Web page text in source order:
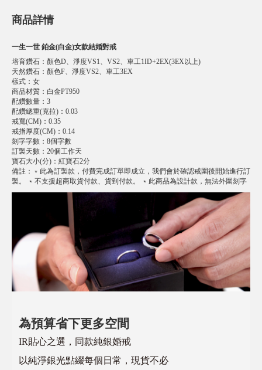
商品詳情
一生一世 鉑金(白金)女款結婚對戒
培育鑽石 ： 顏色D、淨度VS1、VS2、車工1ID+2EX(3EX以上)
天然鑽石 ： 顏色F、淨度VS2、車工3EX
樣式 ： 女
商品材質 ： 白金PT950
配鑽數量 ： 3
配鑽總重(克拉) ： 0.03
戒寬(CM) ： 0.35
戒指厚度(CM) ： 0.14
刻字字數 ： 8個字數
訂製天數 ： 20個工作天
寶石大小(分) ： 紅寶石2分
備註 ： ﹡此為訂製款，付費完成訂單即成立，我們會於確認戒圍後開始進行訂
製。 ﹡不支援超商取貨付款、貨到付款。 ﹡此商品為設計款，無法外圍刻字
為預算省下更多空間
IR貼心之選，同款純銀婚戒
以純淨銀光點綴每個日常，現貨不必